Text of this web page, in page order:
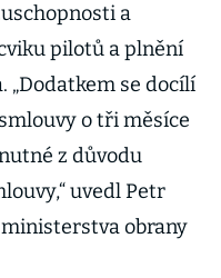
a
pilotů a plnění
„Dodatkem se docílí
o tři měsíce
z důvodu
uvedl Petr
obrany